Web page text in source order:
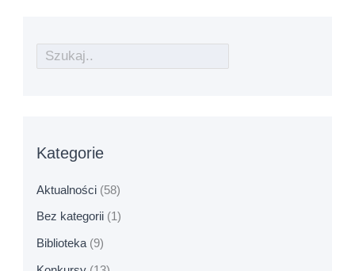
Kategorie
Aktualności (58)
Bez kategorii (1)
Biblioteka (9)